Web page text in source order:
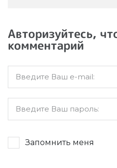
Авторизуйтесь,
комментарий
Запомнить меня